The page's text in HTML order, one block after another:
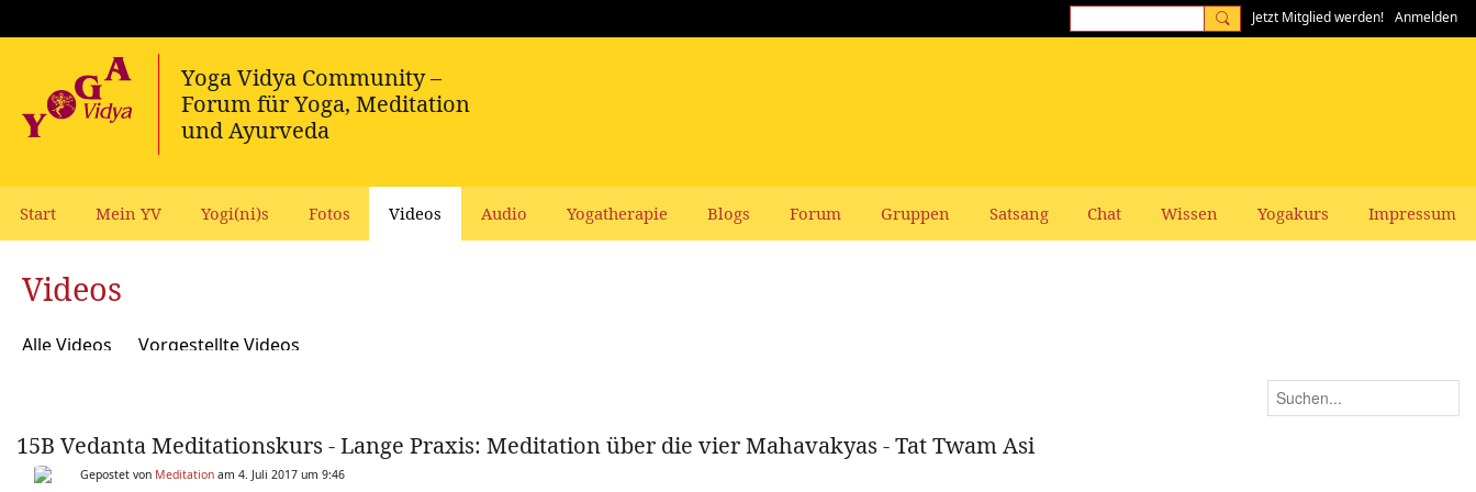
Jetzt Mitglied werden! Anmelden
Start Mein YV Yogi(ni)s Fotos Videos Audio Yogatherapie Blogs Forum Gruppen Satsang Chat Wissen Yogakurs Impressum
Videos
Alle Videos Vorgestellte Videos
15B Vedanta Meditationskurs - Lange Praxis: Meditation über die vier Mahavakyas - Tat Twam Asi
Gepostet von Meditation am 4. Juli 2017 um 9:46